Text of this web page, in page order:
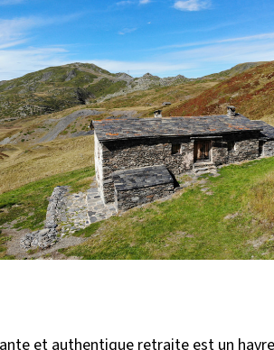
et authentique retraite est un